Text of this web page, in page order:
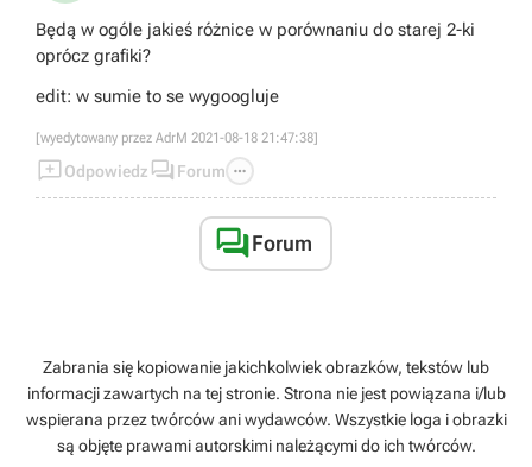
Będą w ogóle jakieś różnice w porównaniu do starej 2-ki
oprócz grafiki?
edit: w sumie to se wygoogluje
[wyedytowany przez AdrM 2021-08-18 21:47:38]
Odpowiedz  Forum 
Forum
Zabrania się kopiowanie jakichkolwiek obrazków, tekstów lub
informacji zawartych na tej stronie. Strona nie jest powiązana i/lub
wspierana przez twórców ani wydawców. Wszystkie loga i obrazki
są objęte prawami autorskimi należącymi do ich twórców.